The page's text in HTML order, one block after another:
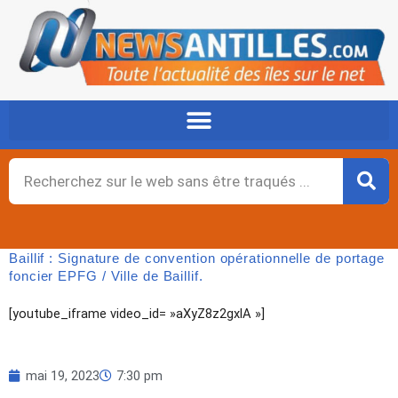
contenu
Rechercher
Baillif : Signature de convention opérationnelle de portage
foncier EPFG / Ville de Baillif.
[youtube_iframe video_id= »aXyZ8z2gxlA »]
mai 19, 2023 7:30 pm